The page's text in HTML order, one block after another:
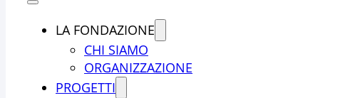
LA FONDAZIONE
CHI SIAMO
ORGANIZZAZIONE
PROGETTI